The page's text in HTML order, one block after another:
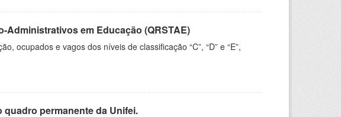
Administrativos em Educação (QRSTAE)
ocupados e vagos dos níveis de classificação “C”, “D” e “E”,
permanente da Unifei.